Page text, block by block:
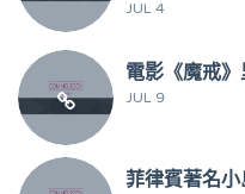
JUL 4
電影《魔戒
JUL 9
菲律賓著名